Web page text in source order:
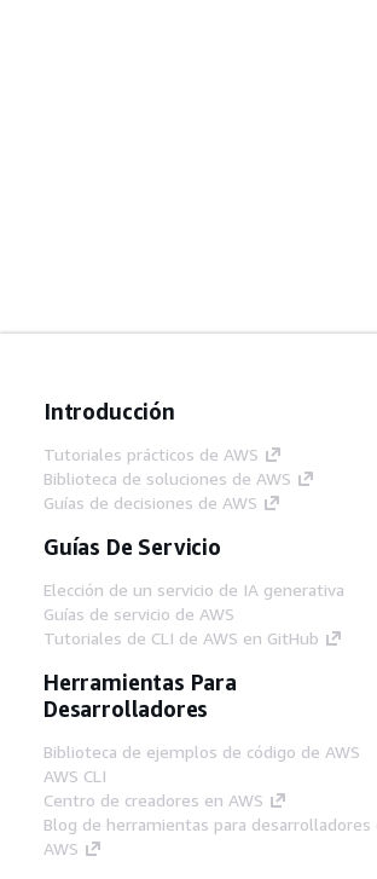
Introducción
Tutoriales prácticos de AWS
Biblioteca de soluciones de AWS
Guías de decisiones de AWS
Guías De Servicio
Elección de un servicio de IA generativa
Guías de servicio de AWS
Tutoriales de CLI de AWS en GitHub
Herramientas Para
Desarrolladores
Biblioteca de ejemplos de código de AWS
AWS CLI
Centro de creadores en AWS
Blog de herramientas para desarrolladores
AWS